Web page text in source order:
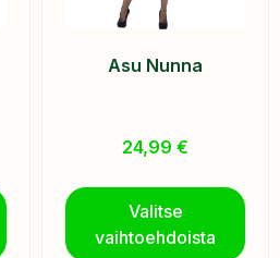
Asu Nunna
24,99 €
Valitse
vaihtoehdoista